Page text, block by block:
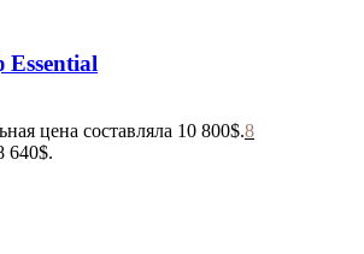
цена составляла 10 800$.8
640$.